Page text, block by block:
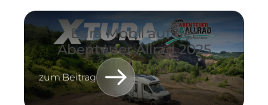
Eura Mobil auf der
Abenteuer Allrad 2025
zum Beitrag